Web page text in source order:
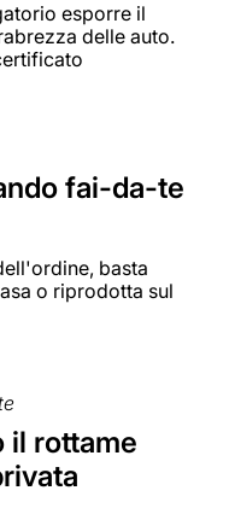
esporre il
delle auto.
fai-da-te
basta
o riprodotta sul
il rottame